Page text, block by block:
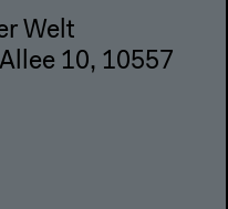
Welt
10, 10557